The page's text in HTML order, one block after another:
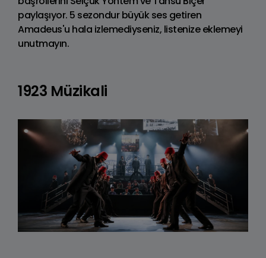
paylaşıyor. 5 sezondur büyük ses getiren
Amadeus'u hala izlemediyseniz, listenize eklemeyi
unutmayın.
1923 Müzikali